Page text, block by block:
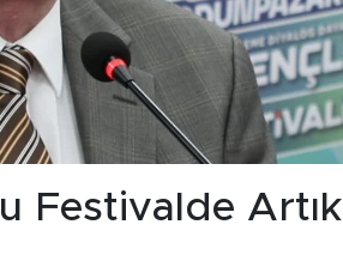
Festivalde Artık